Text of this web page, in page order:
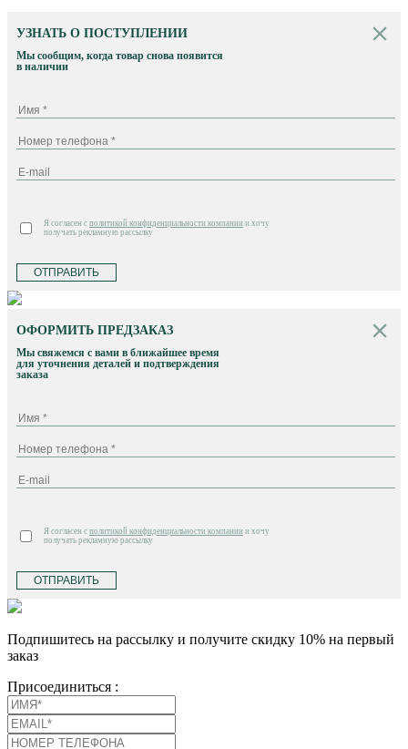
УЗНАТЬ О ПОСТУПЛЕНИИ
Мы сообщим, когда товар снова появится
в наличии
Я согласен с политикой конфиденциальности компании и хочу
получать рекламную рассылку
ОТПРАВИТЬ
ОФОРМИТЬ ПРЕДЗАКАЗ
Мы свяжемся с вами в ближайшее время
для уточнения деталей и подтверждения
заказа
Я согласен с политикой конфиденциальности компании и хочу
получать рекламную рассылку
ОТПРАВИТЬ
Подпишитесь на рассылку и получите скидку 10% на первый
заказ
Присоединиться :